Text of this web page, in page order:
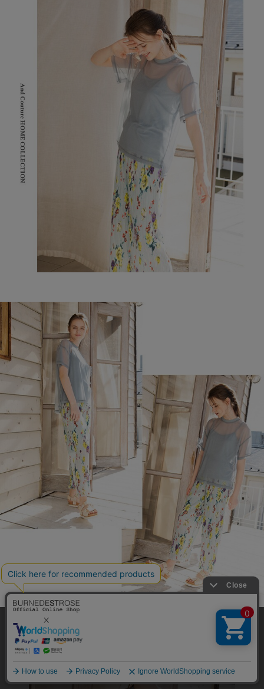
弊社はCookieを利用し、Webの利便性向上に努め
ております。「承諾する」をクリックしていただ
くと、お客様に最適な内容を提供することが可能
ご覧ください。
承諾する